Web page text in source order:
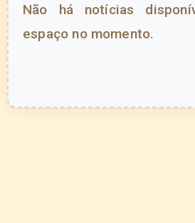
Não há notícias
espaço no momento.